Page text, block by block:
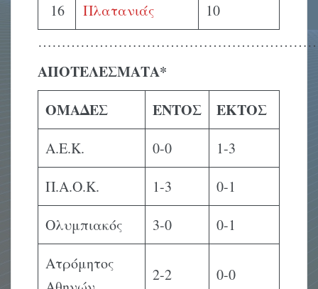
16
Πλατανιάς
10
ΑΠΟΤΕΛΕΣΜΑΤΑ*
ΟΜΑΔΕΣ
ΕΝΤΟΣ ΕΚΤΟΣ
Α.Ε.Κ. 0-0
1-3
Π.Α.Ο.Κ.
1-3
0-1
Ολυμπιακός
3-0
0-1
Ατρόμητος
2-2 0-0